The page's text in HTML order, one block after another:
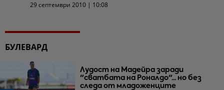
29 септември 2010 | 10:08
БУЛЕВАРД
Лудост на Мадейра заради
"сватбата на Роналдо"... но без
следа от младоженците